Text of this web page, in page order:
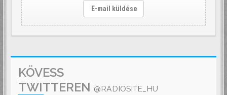
E-mail küldése
KÖVESS
TWITTEREN @RADIOSITE_HU